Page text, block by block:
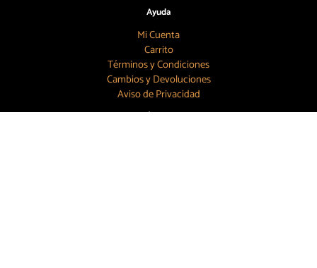
Ayuda
Mi Cuenta
Carrito
Términos y Condiciones
Cambios y Devoluciones
Aviso de Privacidad
Búscanos